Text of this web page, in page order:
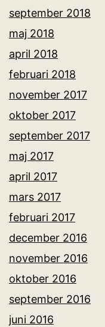
september 2018
maj 2018
april 2018
februari 2018
november 2017
oktober 2017
september 2017
maj 2017
april 2017
mars 2017
februari 2017
december 2016
november 2016
oktober 2016
september 2016
juni 2016